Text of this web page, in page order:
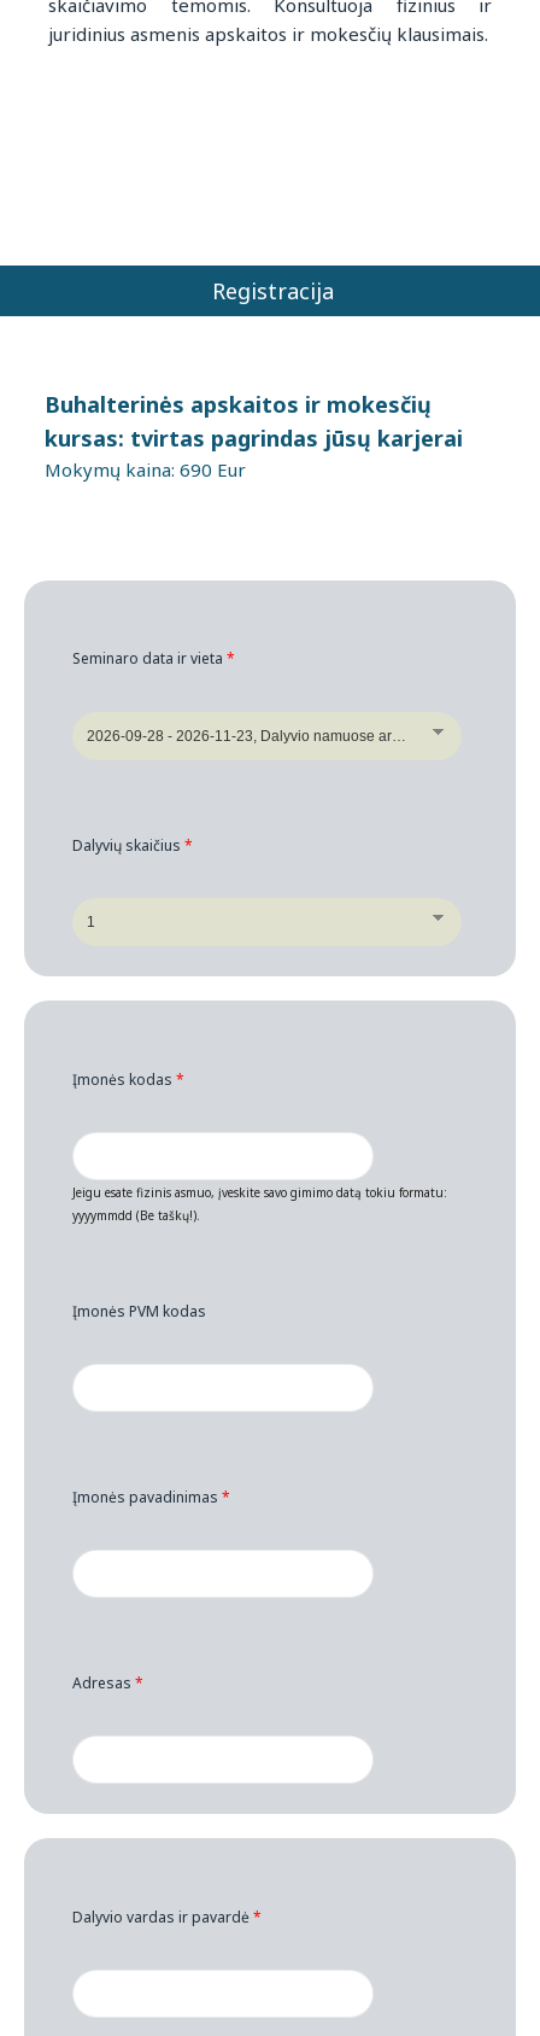
juridinius asmenis apskaitos ir mokesčių klausimais.
Registracija
Buhalterinės apskaitos ir mokesčių
kursas: tvirtas pagrindas jūsų karjerai
Mokymų kaina: 690 Eur
Seminaro data ir vieta *
Dalyvių skaičius *
Įmonės kodas *
Jeigu esate fizinis asmuo, įveskite savo gimimo datą tokiu formatu:
yyyymmdd (Be taškų!).
Įmonės PVM kodas
Įmonės pavadinimas *
Adresas *
Dalyvio vardas ir pavardė*